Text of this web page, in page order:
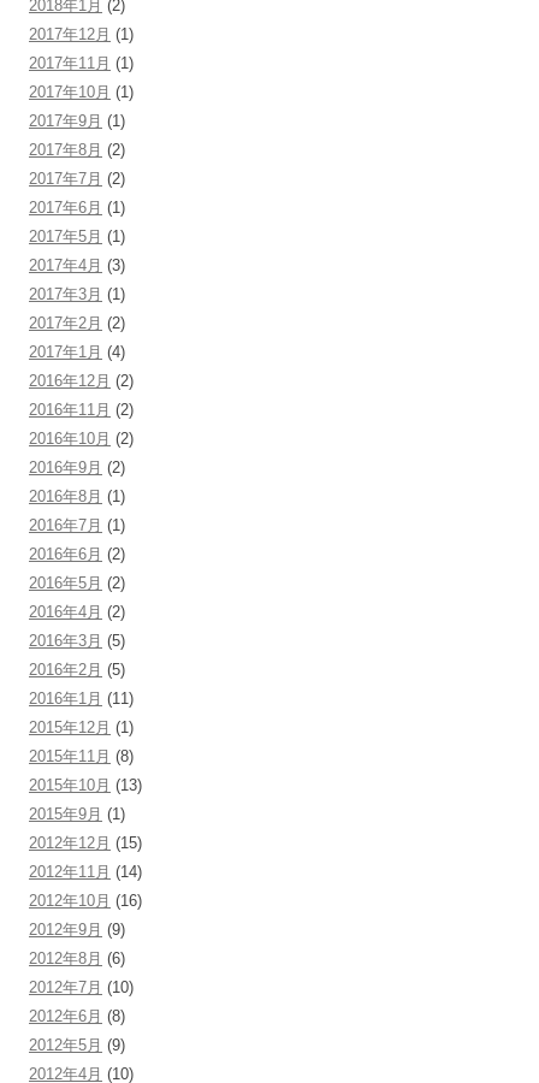
2018年1月 (2)
2017年12月 (1)
2017年11月 (1)
2017年10月 (1)
2017年9月 (1)
2017年8月 (2)
2017年7月 (2)
2017年6月 (1)
2017年5月 (1)
2017年4月 (3)
2017年3月 (1)
2017年2月 (2)
2017年1月 (4)
2016年12月 (2)
2016年11月 (2)
2016年10月 (2)
2016年9月 (2)
2016年8月 (1)
2016年7月 (1)
2016年6月 (2)
2016年5月 (2)
2016年4月 (2)
2016年3月 (5)
2016年2月 (5)
2016年1月 (11)
2015年12月 (1)
2015年11月 (8)
2015年10月 (13)
2015年9月 (1)
2012年12月 (15)
2012年11月 (14)
2012年10月 (16)
2012年9月 (9)
2012年8月 (6)
2012年7月 (10)
2012年6月 (8)
2012年5月 (9)
2012年4月 (10)